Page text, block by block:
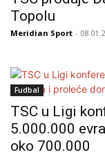
Topolu
Meridian Sport -
Fudbal
TSC u Ligi
5.000.000
oko 700.000